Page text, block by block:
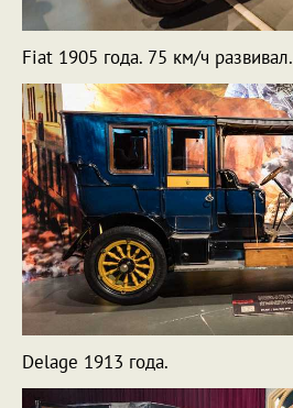
Fiat 1905 года. 75 км/ч развивал.
Delage 1913 года.